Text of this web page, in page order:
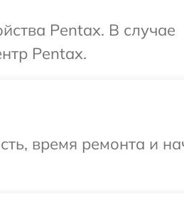
Pentax. В случае
Pentax.
время ремонта и